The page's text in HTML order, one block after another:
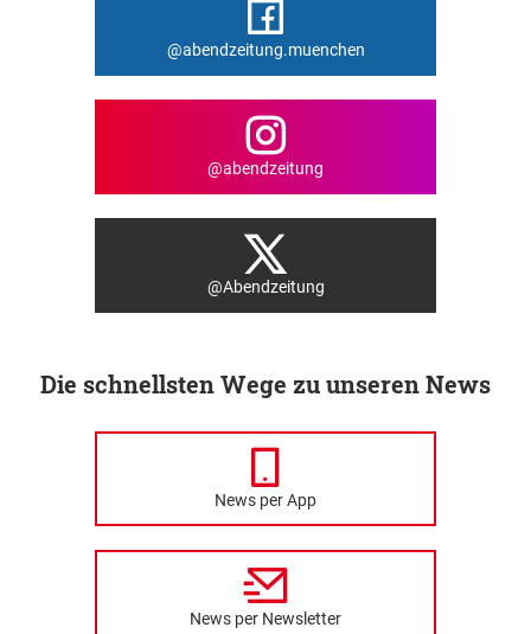
@abendzeitung.muenchen
@abendzeitung
@Abendzeitung
Die schnellsten Wege zu unseren News
News per App
News per Newsletter